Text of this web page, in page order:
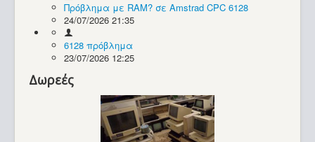
Πρόβλημα με RAM? σε Amstrad CPC 6128
24/07/2026 21:35
6128 πρόβλημα
23/07/2026 12:25
Δωρεές